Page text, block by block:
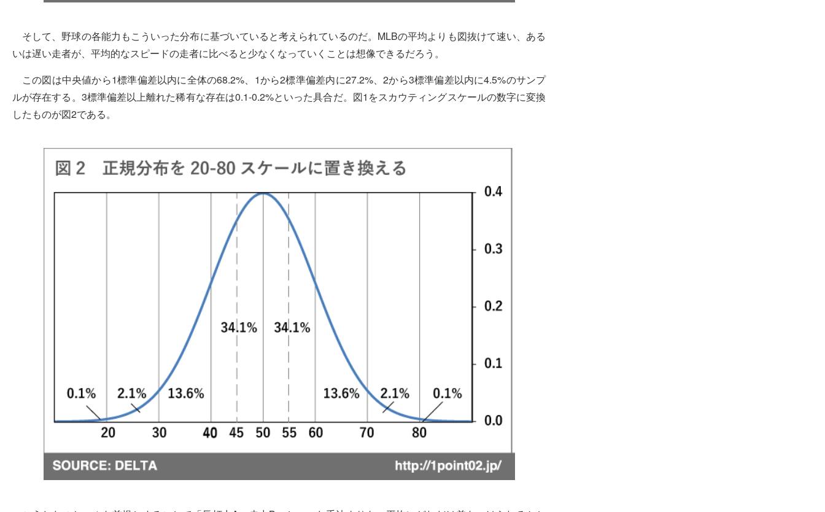
そして、野球の各能力もこういった分布に基づいていると考えられているのだ。MLBの平均よりも図抜けて速い、ある
いは遅い走者が、平均的なスピードの走者に比べると少なくなっていくことは想像できるだろう。
この図は中央値から1標準偏差以内に全体の68.2%、1から2標準偏差内に27.2%、2から3標準偏差以内に4.5%のサンプ
ルが存在する。3標準偏差以上離れた稀有な存在は0.1-0.2%といった具合だ。図1をスカウティングスケールの数字に変換
したものが図2である。